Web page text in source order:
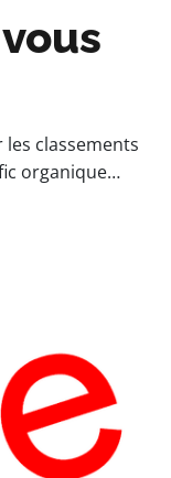
les classements
organique…